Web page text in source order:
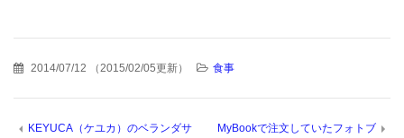
2014/07/12 （2015/02/05更新） 食事
KEYUCA（ケユカ）のベランダサ
MyBookで注文していたフォトブ